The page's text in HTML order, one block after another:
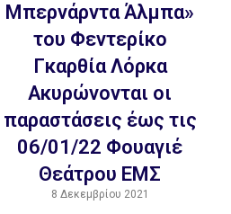
Μπερνάρντα Άλμπα»
του Φεντερίκο
Γκαρθία Λόρκα
Ακυρώνονται οι
παραστάσεις έως τις
06/01/22 Φουαγιέ
Θεάτρου ΕΜΣ
8 Δεκεμβρίου 2021